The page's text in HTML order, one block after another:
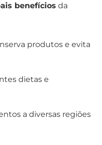
benefícios da
produtos e evita
dietas e
a diversas regiões